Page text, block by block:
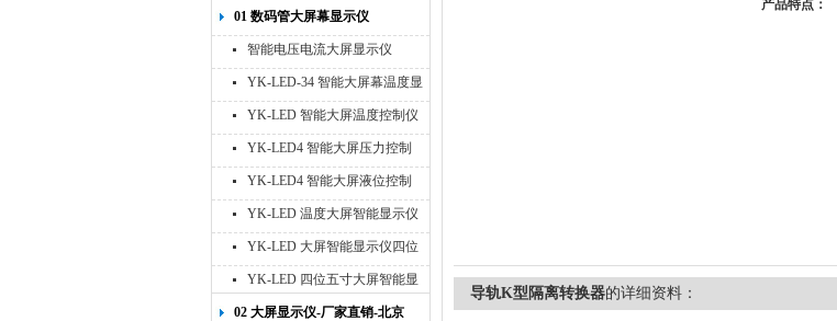
01 数码管大屏幕显示仪
智能电压电流大屏显示仪
YK-LED-34 智能大屏幕温度显
示仪
YK-LED 智能大屏温度控制仪
YK-LED4 智能大屏压力控制
仪
YK-LED4 智能大屏液位控制
仪
YK-LED 温度大屏智能显示仪
四位十寸
YK-LED 大屏智能显示仪四位
八寸
YK-LED 四位五寸大屏智能显
示仪
02 大屏显示仪-厂家直销-北京
产品特点：
导轨K型隔离转换器的详细资料：